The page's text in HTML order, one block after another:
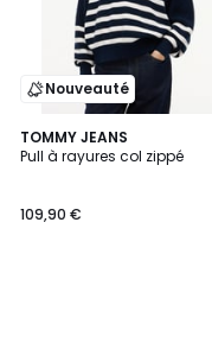
Nouveauté
TOMMY JEANS
Pull à rayures col zippé
109,90 €